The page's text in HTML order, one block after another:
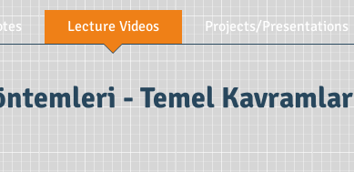
Lecture Videos Projects/Presentations
- Temel Kavramlar